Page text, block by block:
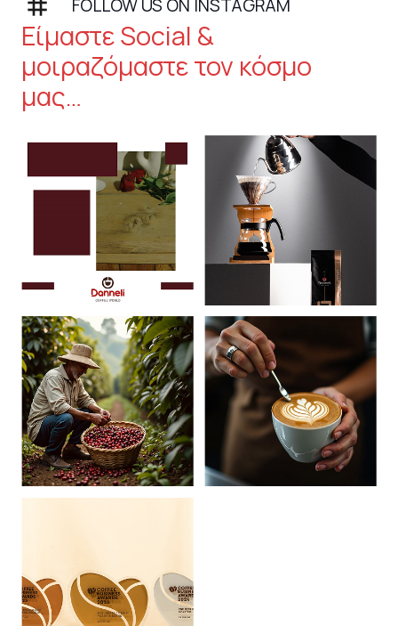
FOLLOW US ON INSTAGRAM
Είμαστε Social &
μοιραζόμαστε τον κόσμο
μας…